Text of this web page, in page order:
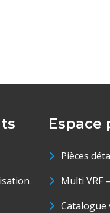
Espace
Pièces
Multi VRF